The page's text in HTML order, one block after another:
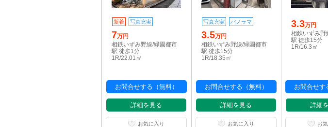
新着 写真充実
7万円
相鉄いずみ野線/緑園都市
駅 徒歩1分
1R/22.01㎡
お問合せする（無料）
詳細を見る
お気に入り
写真充実 パノラマ
3.5万円
相鉄いずみ野線/緑園都市
駅 徒歩15分
1R/18.35㎡
お問合せする（無料）
詳細を見る
お気に入り
3.3万円
相鉄いずみ野
駅 徒歩15分
1R/16.3㎡
お問合せす
詳細
お